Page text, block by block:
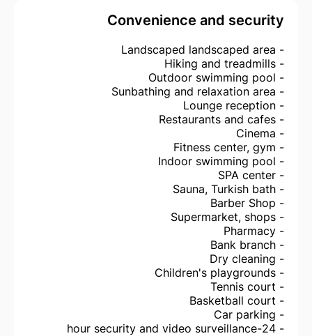
Convenience and security
- Landscaped landscaped area
- Hiking and treadmills
- Outdoor swimming pool
- Sunbathing and relaxation area
- Lounge reception
- Restaurants and cafes
- Cinema
- Fitness center, gym
- Indoor swimming pool
- SPA center
- Sauna, Turkish bath
- Barber Shop
- Supermarket, shops
- Pharmacy
- Bank branch
- Dry cleaning
- Children's playgrounds
- Tennis court
- Basketball court
- Car parking
- 24-hour security and video surveillance